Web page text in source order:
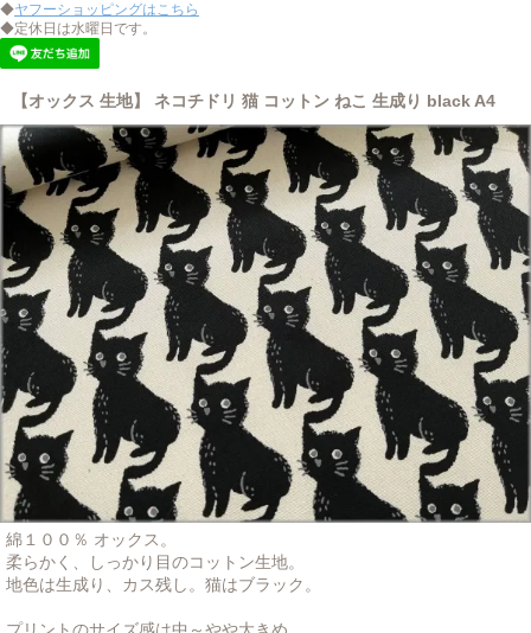
◆ヤフーショッピングはこちら
◆定休日は水曜日です。
【オックス 生地】 ネコチドリ 猫 コットン ねこ 生成り black A4
綿１００％ オックス。
柔らかく、しっかり目のコットン生地。
地色は生成り、カス残し。猫はブラック。